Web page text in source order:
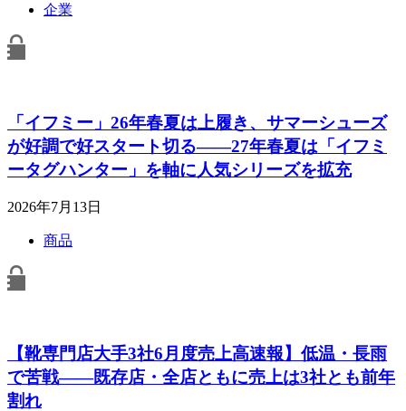
企業
「イフミー」26年春夏は上履き、サマーシューズ
が好調で好スタート切る――27年春夏は「イフミ
ータグハンター」を軸に人気シリーズを拡充
2026年7月13日
商品
【靴専門店大手3社6月度売上高速報】低温・長雨
で苦戦――既存店・全店ともに売上は3社とも前年
割れ